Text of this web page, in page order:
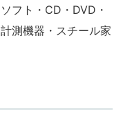
フト・CD・DVD・
測機器・スチール家